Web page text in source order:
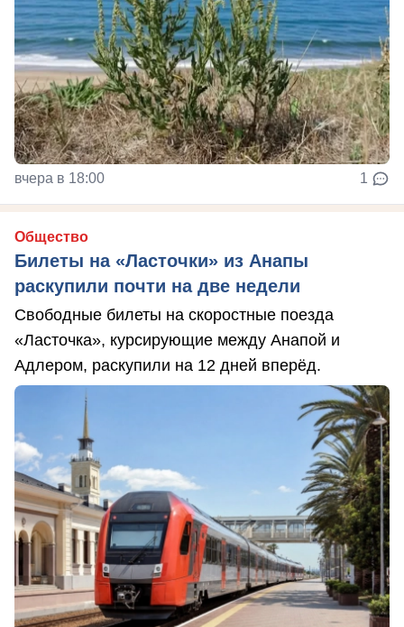
вчера в 18:00 1
Общество
Билеты на «Ласточки» из Анапы
раскупили почти на две недели
Свободные билеты на скоростные поезда
«Ласточка», курсирующие между Анапой и
Адлером, раскупили на 12 дней вперёд.